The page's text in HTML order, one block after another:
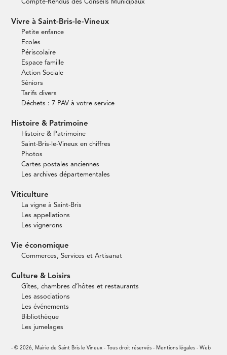
Compte-Rendus des Conseils Municipaux
Vivre à Saint-Bris-le-Vineux
Petite enfance
Ecoles
Périscolaire
Espace famille
Action Sociale
Séniors
Tarifs divers
Déchets : 7 PAV à votre service
Histoire & Patrimoine
Histoire & Patrimoine
Saint-Bris-le-Vineux en chiffres
Photos
Cartes postales anciennes
Les archives départementales
Viticulture
La vigne à Saint-Bris
Les appellations
Les vignerons
Vie économique
Commerces, Services et Artisanat
Culture & Loisirs
Gîtes, chambres d’hôtes et restaurants
Les associations
Les événements
Bibliothèque
Les jumelages
- © 2026, Mairie de Saint Bris le Vineux - Tous droit réservés - Mentions légales - Web